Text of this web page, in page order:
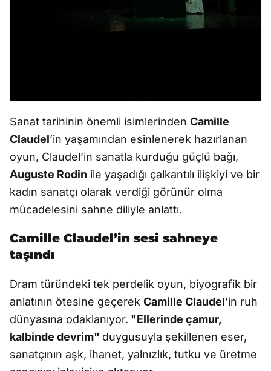
Sanat tarihinin önemli isimlerinden Camille
Claudel’in yaşamından esinlenerek hazırlanan
oyun, Claudel’in sanatla kurduğu güçlü bağı,
Auguste Rodin ile yaşadığı çalkantılı ilişkiyi ve bir
kadın sanatçı olarak verdiği görünür olma
mücadelesini sahne diliyle anlattı.
Camille Claudel’in sesi sahneye
taşındı
Dram türündeki tek perdelik oyun, biyografik bir
anlatının ötesine geçerek Camille Claudel’in ruh
dünyasına odaklanıyor. "Ellerinde çamur,
kalbinde devrim" duygusuyla şekillenen eser,
sanatçının aşk, ihanet, yalnızlık, tutku ve üretme